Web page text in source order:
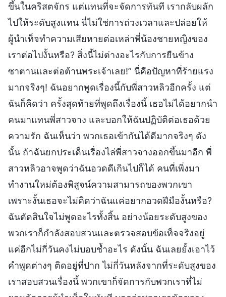
ขึ้นในคริสตจักร แต่แทนที่จะจัดการทันที เรากลับผลัก
ไปให้ระดับสูงแทน นี่ไม่ใช่การถ่วงเวลาและปล่อยให้
ผู้นำเท็จทำความเสียหายต่อเหล่าพี่น้องชายหญิงของ
เราต่อไปงั้นหรือ? สิ่งนี้ไม่ต่างอะไรกับการยืนข้าง
ซาตานและต่อต้านพระเจ้าเลย!” นี่คือปัญหาที่ร้ายแรง
มากจริงๆ! ฉันอยากพูดเรื่องนี้กับพี่สาวหลิวอีกครั้ง แต่
ฉันก็คิดว่า ครั้งสุดท้ายที่พูดถึงเรื่องนี้ เธอไม่ได้อยากนำ
คนมาแทนพี่สาวจาง และบอกให้ฉันปฏิบัติต่อเธอด้วย
ความรัก ฉันเห็นว่า พวกเธอเข้ากันได้ดีมากจริงๆ ดัง
นั้น ถ้าฉันยกประเด็นเรื่องไล่พี่สาวจางออกขึ้นมาอีก พี่
สาวหลิวอาจพูดว่าฉันอวดดีเกินไปก็ได้ คนที่เพิ่งมา
ทำงานใหม่ต้องพิสูจน์ความสามารถของพวกเขา
เพราะงั้นเธอจะไม่คิดว่าฉันแค่อยากอวดฝีมืองั้นหรือ?
ฉันตัดสินใจไม่พูดอะไรทั้งสิ้น อย่างน้อยระดับสูงของ
พวกเราก็กำลังสอบสวนและตรวจสอบข้อเท็จจริงอยู่
แค่อีกไม่กี่วันคงไม่บอบช้ำอะไร ดังนั้น ฉันเลยยั้งเอาไว้
คำพูดต่างๆ ติดอยู่ที่ปาก ไม่กี่วันหลังจากที่ระดับสูงของ
เราสอบสวนเรื่องนี้ พวกเขาก็จัดการกับพวกเราที่ไม่